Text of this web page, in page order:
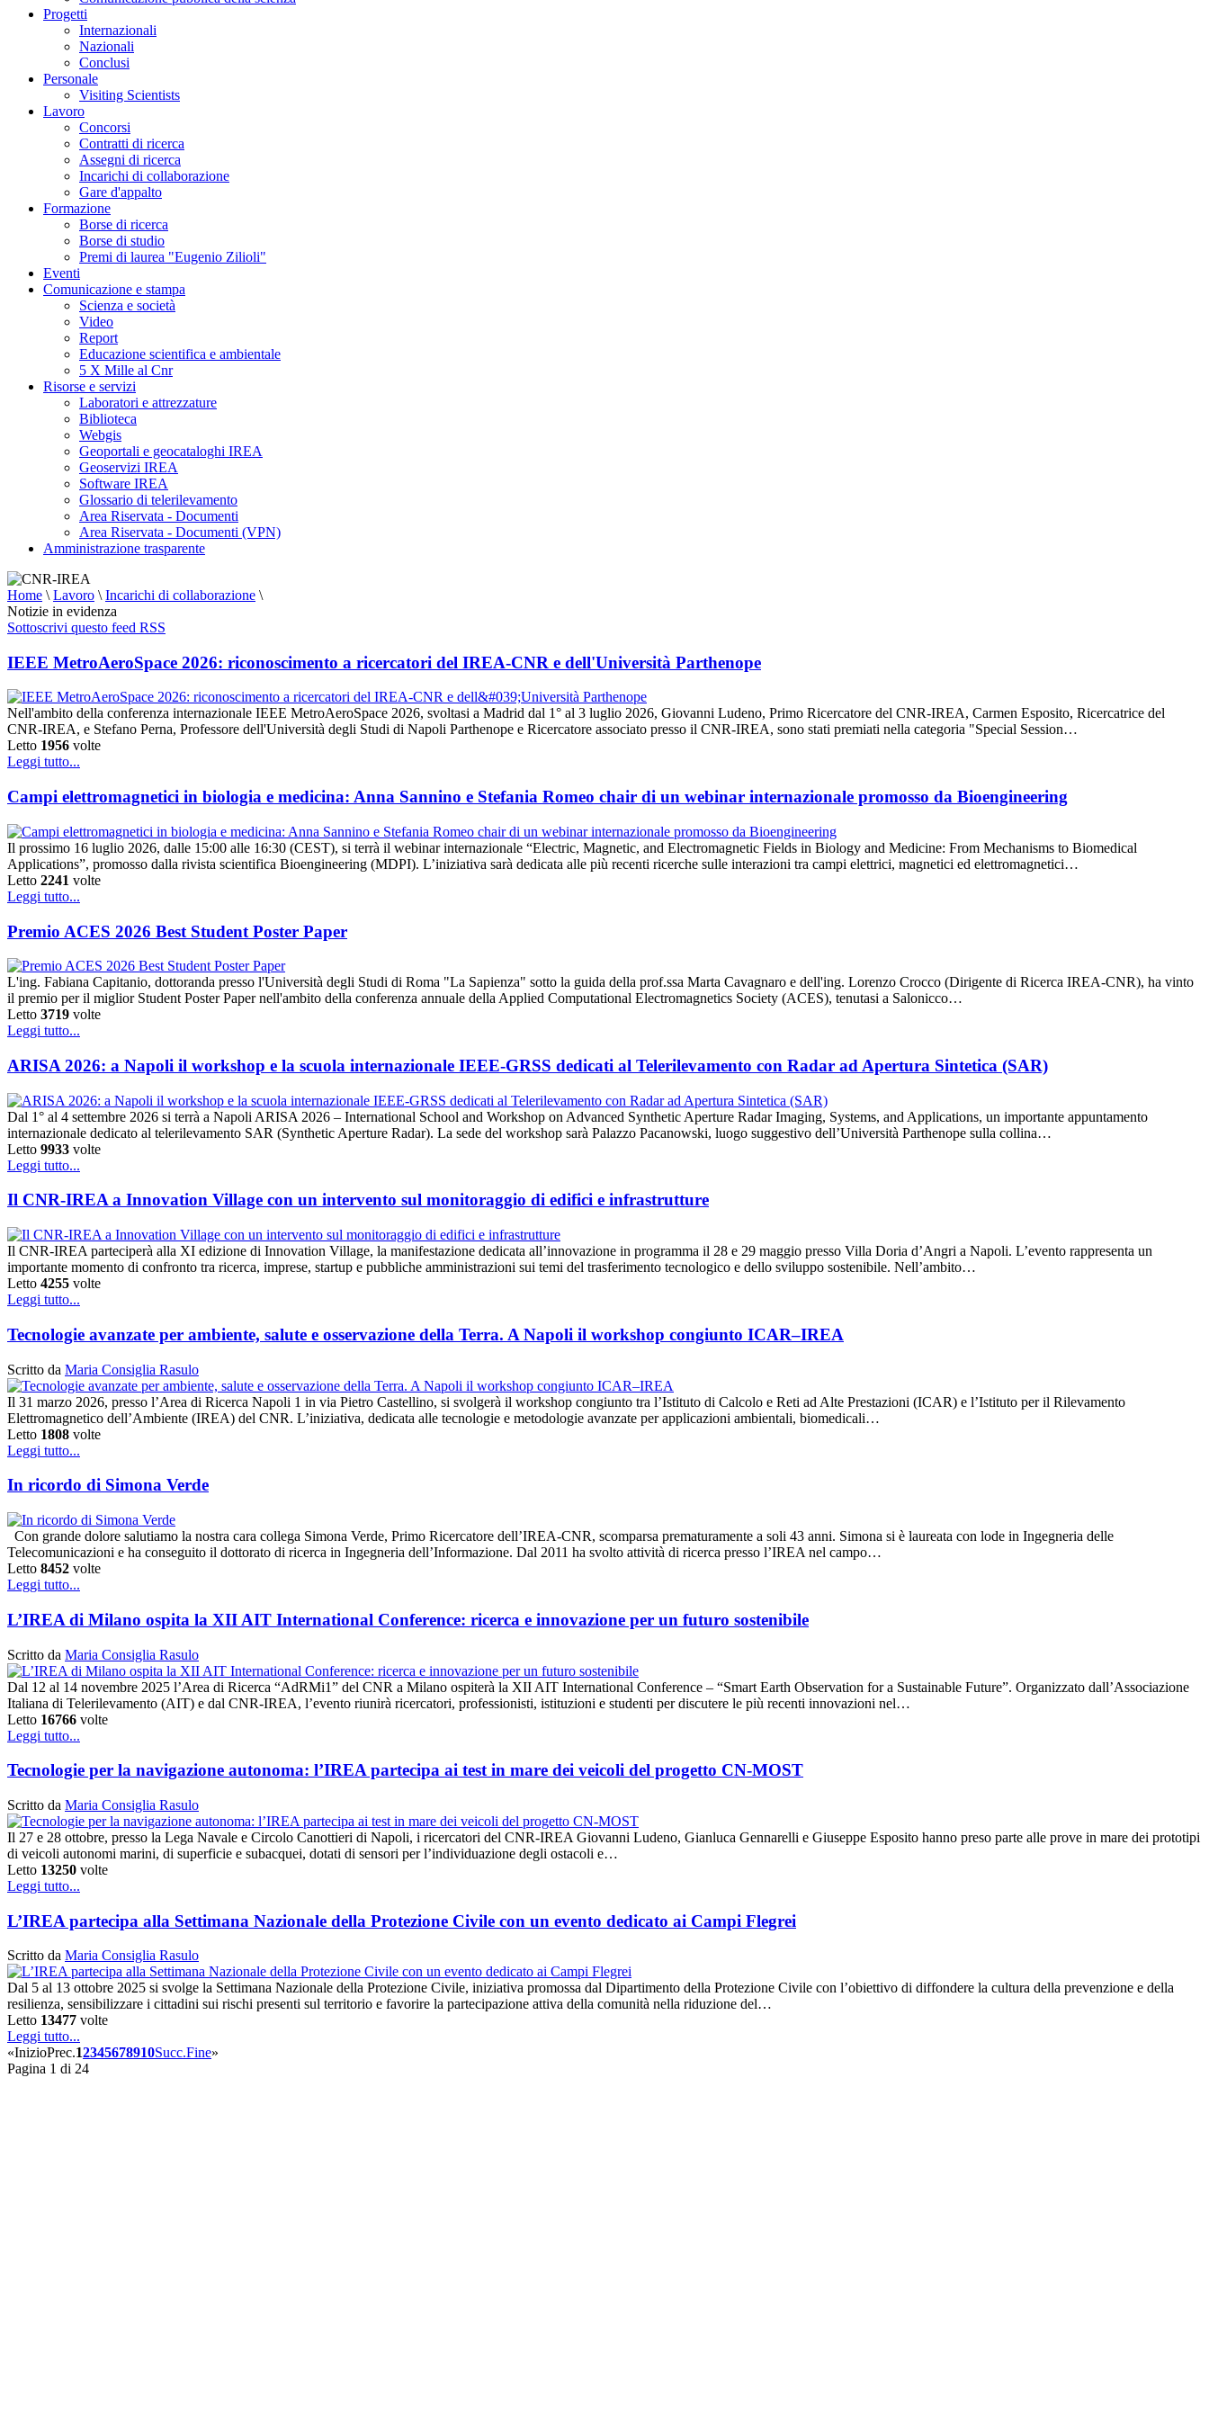
Progetti
Internazionali
Nazionali
Conclusi
Personale
Visiting Scientists
Lavoro
Concorsi
Contratti di ricerca
Assegni di ricerca
Incarichi di collaborazione
Gare d'appalto
Formazione
Borse di ricerca
Borse di studio
Premi di laurea "Eugenio Zilioli"
Eventi
Comunicazione e stampa
Scienza e società
Video
Report
Educazione scientifica e ambientale
5 X Mille al Cnr
Risorse e servizi
Laboratori e attrezzature
Biblioteca
Webgis
Geoportali e geocataloghi IREA
Geoservizi IREA
Software IREA
Glossario di telerilevamento
Area Riservata - Documenti
Area Riservata - Documenti (VPN)
Amministrazione trasparente
Home \ Lavoro \ Incarichi di collaborazione \
Notizie in evidenza
Sottoscrivi questo feed RSS
IEEE MetroAeroSpace 2026: riconoscimento a ricercatori del IREA-CNR e dell'Università Parthenope
Nell'ambito della conferenza internazionale IEEE MetroAeroSpace 2026, svoltasi a Madrid dal 1° al 3 luglio 2026, Giovanni Ludeno, Primo Ricercatore del CNR-IREA, Carmen Esposito, Ricercatrice del
CNR-IREA, e Stefano Perna, Professore dell'Università degli Studi di Napoli Parthenope e Ricercatore associato presso il CNR-IREA, sono stati premiati nella categoria "Special Session…
Letto 1956 volte
Leggi tutto...
Campi elettromagnetici in biologia e medicina: Anna Sannino e Stefania Romeo chair di un webinar internazionale promosso da Bioengineering
Il prossimo 16 luglio 2026, dalle 15:00 alle 16:30 (CEST), si terrà il webinar internazionale “Electric, Magnetic, and Electromagnetic Fields in Biology and Medicine: From Mechanisms to Biomedical
Applications”, promosso dalla rivista scientifica Bioengineering (MDPI). L’iniziativa sarà dedicata alle più recenti ricerche sulle interazioni tra campi elettrici, magnetici ed elettromagnetici…
Letto 2241 volte
Leggi tutto...
Premio ACES 2026 Best Student Poster Paper
L'ing. Fabiana Capitanio, dottoranda presso l'Università degli Studi di Roma "La Sapienza" sotto la guida della prof.ssa Marta Cavagnaro e dell'ing. Lorenzo Crocco (Dirigente di Ricerca IREA-CNR), ha vinto
il premio per il miglior Student Poster Paper nell'ambito della conferenza annuale della Applied Computational Electromagnetics Society (ACES), tenutasi a Salonicco…
Letto 3719 volte
Leggi tutto...
ARISA 2026: a Napoli il workshop e la scuola internazionale IEEE-GRSS dedicati al Telerilevamento con Radar ad Apertura Sintetica (SAR)
Dal 1° al 4 settembre 2026 si terrà a Napoli ARISA 2026 – International School and Workshop on Advanced Synthetic Aperture Radar Imaging, Systems, and Applications, un importante appuntamento
internazionale dedicato al telerilevamento SAR (Synthetic Aperture Radar). La sede del workshop sarà Palazzo Pacanowski, luogo suggestivo dell’Università Parthenope sulla collina…
Letto 9933 volte
Leggi tutto...
Il CNR-IREA a Innovation Village con un intervento sul monitoraggio di edifici e infrastrutture
Il CNR-IREA parteciperà alla XI edizione di Innovation Village, la manifestazione dedicata all’innovazione in programma il 28 e 29 maggio presso Villa Doria d’Angri a Napoli. L’evento rappresenta un
importante momento di confronto tra ricerca, imprese, startup e pubbliche amministrazioni sui temi del trasferimento tecnologico e dello sviluppo sostenibile. Nell’ambito…
Letto 4255 volte
Leggi tutto...
Tecnologie avanzate per ambiente, salute e osservazione della Terra. A Napoli il workshop congiunto ICAR–IREA
Scritto da Maria Consiglia Rasulo
Il 31 marzo 2026, presso l’Area di Ricerca Napoli 1 in via Pietro Castellino, si svolgerà il workshop congiunto tra l’Istituto di Calcolo e Reti ad Alte Prestazioni (ICAR) e l’Istituto per il Rilevamento
Elettromagnetico dell’Ambiente (IREA) del CNR. L’iniziativa, dedicata alle tecnologie e metodologie avanzate per applicazioni ambientali, biomedicali…
Letto 1808 volte
Leggi tutto...
In ricordo di Simona Verde
Con grande dolore salutiamo la nostra cara collega Simona Verde, Primo Ricercatore dell’IREA-CNR, scomparsa prematuramente a soli 43 anni. Simona si è laureata con lode in Ingegneria delle
Telecomunicazioni e ha conseguito il dottorato di ricerca in Ingegneria dell’Informazione. Dal 2011 ha svolto attività di ricerca presso l’IREA nel campo…
Letto 8452 volte
Leggi tutto...
L’IREA di Milano ospita la XII AIT International Conference: ricerca e innovazione per un futuro sostenibile
Scritto da Maria Consiglia Rasulo
Dal 12 al 14 novembre 2025 l’Area di Ricerca “AdRMi1” del CNR a Milano ospiterà la XII AIT International Conference – “Smart Earth Observation for a Sustainable Future”. Organizzato dall’Associazione
Italiana di Telerilevamento (AIT) e dal CNR-IREA, l’evento riunirà ricercatori, professionisti, istituzioni e studenti per discutere le più recenti innovazioni nel…
Letto 16766 volte
Leggi tutto...
Tecnologie per la navigazione autonoma: l’IREA partecipa ai test in mare dei veicoli del progetto CN-MOST
Scritto da Maria Consiglia Rasulo
Il 27 e 28 ottobre, presso la Lega Navale e Circolo Canottieri di Napoli, i ricercatori del CNR-IREA Giovanni Ludeno, Gianluca Gennarelli e Giuseppe Esposito hanno preso parte alle prove in mare dei prototipi
di veicoli autonomi marini, di superficie e subacquei, dotati di sensori per l’individuazione degli ostacoli e…
Letto 13250 volte
Leggi tutto...
L’IREA partecipa alla Settimana Nazionale della Protezione Civile con un evento dedicato ai Campi Flegrei
Scritto da Maria Consiglia Rasulo
Dal 5 al 13 ottobre 2025 si svolge la Settimana Nazionale della Protezione Civile, iniziativa promossa dal Dipartimento della Protezione Civile con l’obiettivo di diffondere la cultura della prevenzione e della
resilienza, sensibilizzare i cittadini sui rischi presenti sul territorio e favorire la partecipazione attiva della comunità nella riduzione del…
Letto 13477 volte
Leggi tutto...
«InizioPrec.12345678910Succ.Fine»
Pagina 1 di 24